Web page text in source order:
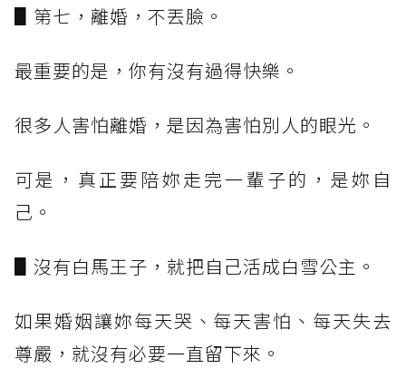
▋第七，離婚，不丟臉。
最重要的是，你有沒有過得快樂。
很多人害怕離婚，是因為害怕別人的眼光。
可是，真正要陪妳走完一輩子的，是妳自
己。
▋沒有白馬王子，就把自己活成白雪公主。
如果婚姻讓妳每天哭、每天害怕、每天失去
尊嚴，就沒有必要一直留下來。